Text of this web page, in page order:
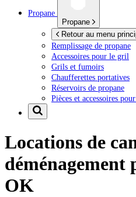
Propane
Propane
Retour au menu
Remplissage de propane
Accessoires pour le gril
Grils et fumoirs
Chaufferettes portatives
Réservoirs de propane
Pièces et accessoires
Locations de
déménagement
OK